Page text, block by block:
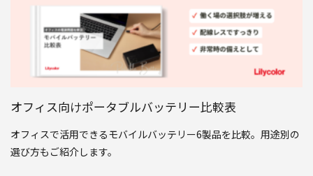
オフィス向けポータブルバッテリー比較表
オフィスで活用できるモバイルバッテリー6製品を比較。用途別の
選び方もご紹介します。